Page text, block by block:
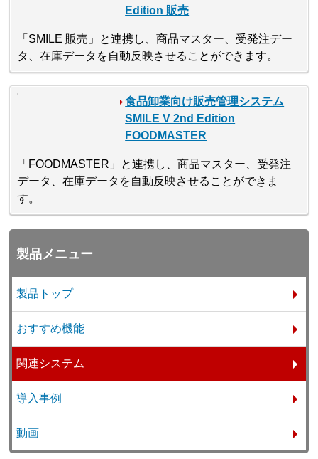
Edition 販売
「SMILE 販売」と連携し、商品マスター、受発注デー
タ、在庫データを自動反映させることができます。
食品卸業向け販売管理システム
SMILE V 2nd Edition
FOODMASTER
「FOODMASTER」と連携し、商品マスター、受発注
データ、在庫データを自動反映させることができま
す。
製品メニュー
製品トップ
おすすめ機能
関連システム
導入事例
動画